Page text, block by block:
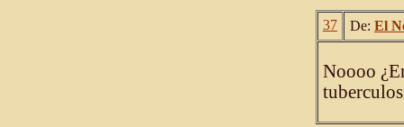
37 De: El
Noooo